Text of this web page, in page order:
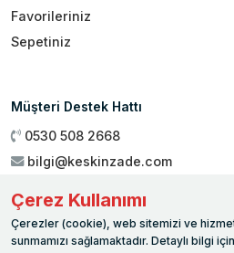
Favorileriniz
Sepetiniz
Müşteri Destek Hattı
0530 508 2668
bilgi@keskinzade.com
Genel Merkez: Yükseliş Mah.
Ballıca / SAMSUN
Çerez Kullanımı
Çerezler (cookie), web sitemizi ve
sunmamızı sağlamaktadır. Detaylı bilgi için